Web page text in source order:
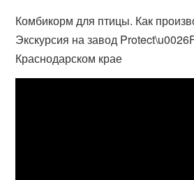
Комбикорм для птицы. Как
Экскурсия на завод
Краснодарском крае